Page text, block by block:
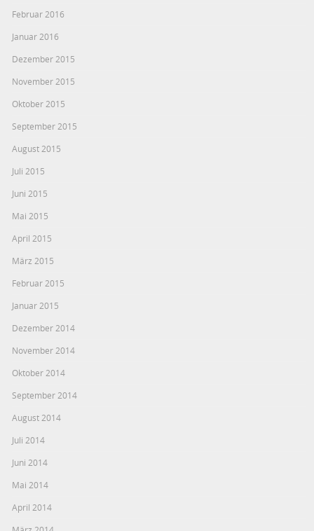
Februar 2016
Januar 2016
Dezember 2015
November 2015
Oktober 2015
September 2015
August 2015
Juli 2015
Juni 2015
Mai 2015
April 2015
März 2015
Februar 2015
Januar 2015
Dezember 2014
November 2014
Oktober 2014
September 2014
August 2014
Juli 2014
Juni 2014
Mai 2014
April 2014